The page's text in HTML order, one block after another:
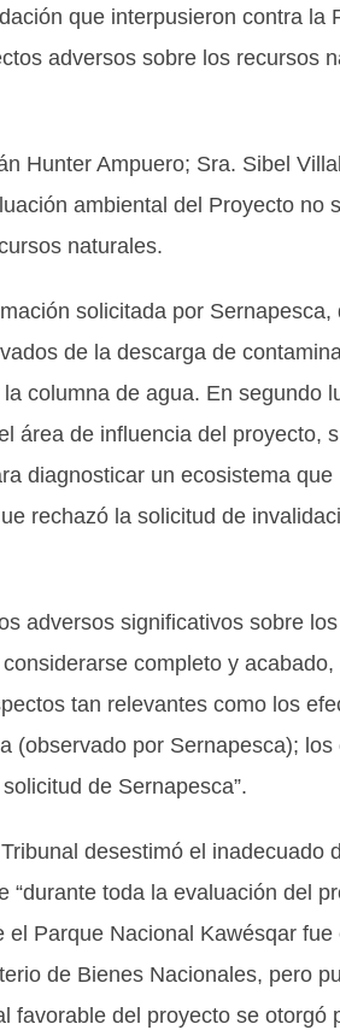
que interpusieron contra la
adversos sobre los recursos
Hunter Ampuero; Sra. Sibel
ambiental del Proyecto no
naturales.
solicitada por
de la descarga de
columna de agua. En segundo
área de influencia del proyecto,
diagnosticar un ecosistema
rechazó la solicitud de
adversos significativos sobre
completo y
tan relevantes como los
(observado por Sernapesca);
de Sernapesca”.
desestimó el inadecuado
toda la evaluación del
Parque Nacional Kawésqar
de Bienes Nacionales, pero
del proyecto se otorgó